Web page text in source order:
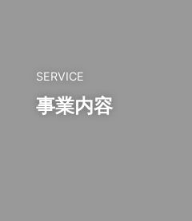
SERVICE
事業内容